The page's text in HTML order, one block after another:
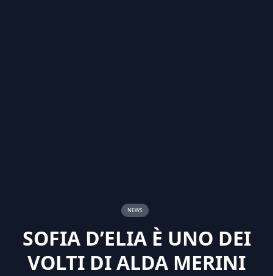
NEWS
SOFIA D’ELIA È UNO DEI
VOLTI DI ALDA MERINI